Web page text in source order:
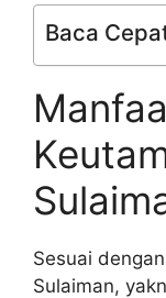
Baca
Sesuai
Sulaiman,